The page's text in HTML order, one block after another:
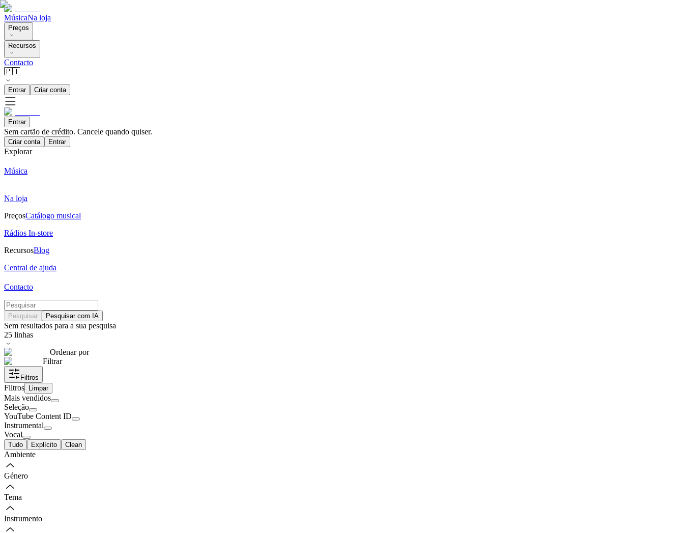
MúsicaNa loja
Preços
Recursos
Contacto
🇵🇹
Entrar Criar conta
Entrar
Sem cartão de crédito. Cancele quando quiser.
Criar conta Entrar
Explorar
Música
Na loja
PreçosCatálogo musical
Rádios In-store
RecursosBlog
Central de ajuda
Contacto
Pesquisar Pesquisar com IA
Sem resultados para a sua pesquisa
25 linhas
Ordenar por
Filtrar
Filtros
Filtros Limpar
Mais vendidos
Seleção
YouTube Content ID
Instrumental
Vocal
Tudo Explícito Clean
Ambiente
Género
Tema
Instrumento